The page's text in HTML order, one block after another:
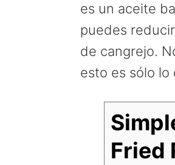
es un aceite
puedes
de cangrejo.
esto es sólo lo
Fried